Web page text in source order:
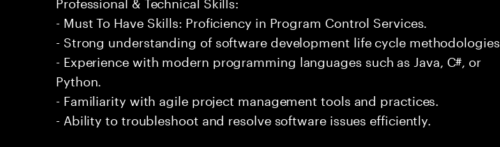
- Must To Have Skills: Proficiency in Program Control Services.
- Strong understanding of software development life cycle methodologies.
- Experience with modern programming languages such as Java, C#, or
Python.
- Familiarity with agile project management tools and practices.
- Ability to troubleshoot and resolve software issues efficiently.